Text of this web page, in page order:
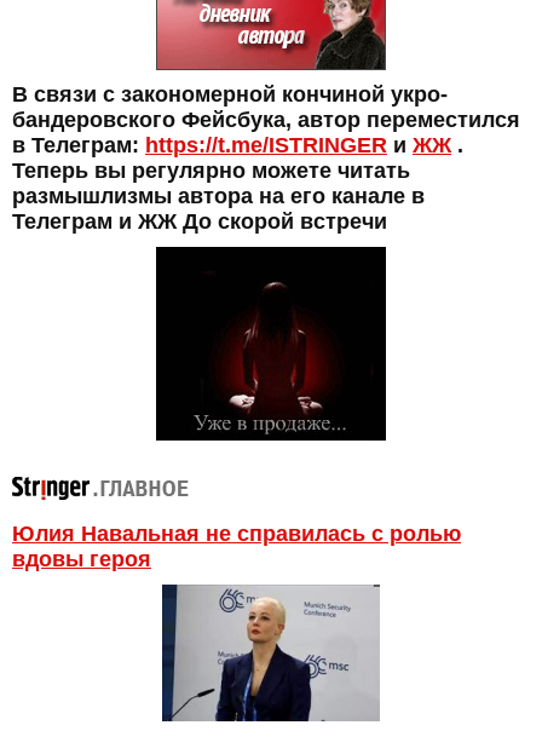
В связи с закономерной кончиной укро-
бандеровского Фейсбука, автор переместился
в Телеграм: https://t.me/ISTRINGER и ЖЖ.
Теперь вы регулярно можете читать
размышлизмы автора на его канале в
Телеграм и ЖЖ До скорой встречи
Юлия Навальная не справилась с ролью
вдовы героя